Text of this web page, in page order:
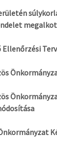
Ellenőrzési Terv